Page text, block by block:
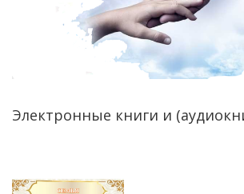
Электронные книги и